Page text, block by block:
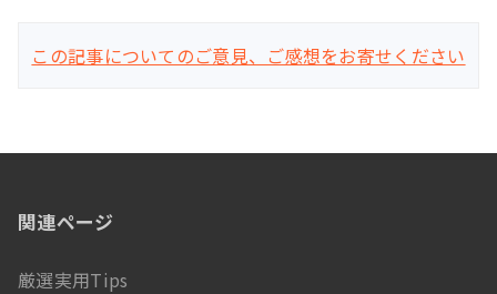
この記事についてのご意見、ご感想をお寄せください
関連ページ
厳選実用Tips